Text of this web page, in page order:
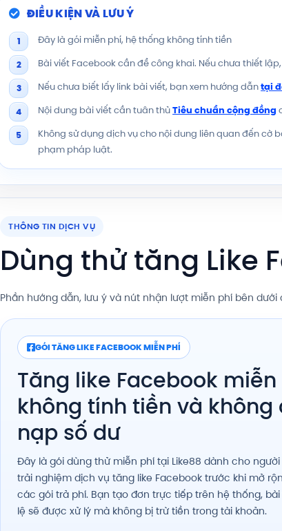
ĐIỀU KIỆN VÀ LƯU Ý
1 Đây là gói miễn phí, hệ thống không tính tiền
2 Bài viết Facebook cần để công khai. Nếu chưa thiết
3 Nếu chưa biết lấy link bài viết, bạn xem hướng dẫntại
4 Nội dung bài viết cần tuân thủTiêu chuẩn cộng đồng
5
Không sử dụng dịch vụ cho nội dung liên quan đến cờ
phạm pháp luật.
THÔNG TIN DỊCH VỤ
Dùng thử tăng Like
Phần hướng dẫn, lưu ý và nút nhận lượt miễn phí bên
GÓI TĂNG LIKE FACEBOOK MIỄN PHÍ
Tăng like Facebook miễn
không tính tiền và không
nạp số dư
Đây là gói dùng thử miễn phí tại Like88 dành cho
trải nghiệm dịch vụ tăng like Facebook trước khi mở
các gói trả phí. Bạn tạo đơn trực tiếp trên hệ thống,
lệ sẽ được xử lý mà không bị trừ tiền trong tài khoản.